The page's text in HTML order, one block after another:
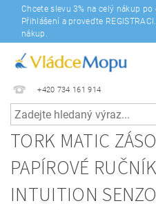
Chcete slevu 3% na celý nákup po
Přihlášení a proveďte
nákup.
+420 734 161 914
TORK MATIC
PAPÍROVÉ
INTUITION